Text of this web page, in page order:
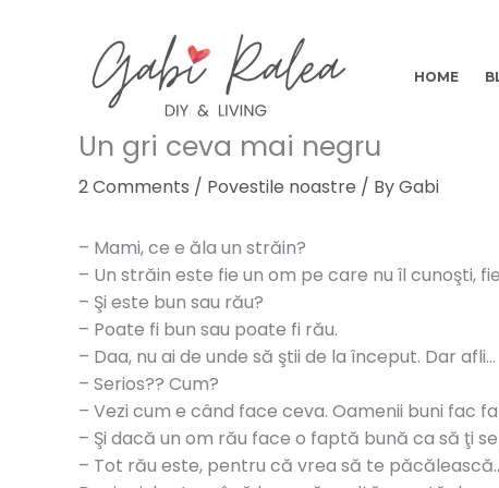
HOME
Un gri ceva mai negru
2 Comments / Povestile noastre / ByGabi
– Mami, ce e ăla un străin?
– Un străin este fie un om pe care nu îl cunoşti,
– Şi este bun sau rău?
– Poate fi bun sau poate fi rău.
– Daa, nu ai de unde să ştii de la început. Dar afli…
– Serios?? Cum?
– Vezi cum e când face ceva. Oamenii buni fac
– Şi dacă un om rău face o faptă bună ca să ţi
– Tot rău este, pentru că vrea să te